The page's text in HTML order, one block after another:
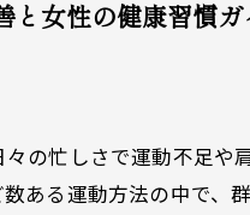
と女性の健康習慣ガ
の忙しさで運動不足や
ある運動方法の中で、